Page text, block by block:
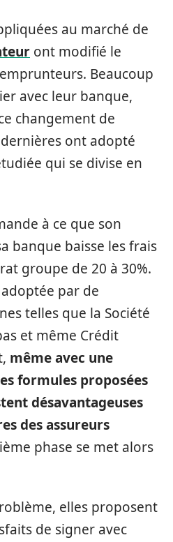
au marché de
ont modifié le
Beaucoup
avec leur banque,
changement de
ont adopté
qui se divise en
à ce que son
banque baisse les frais
groupe de 20 à 30%.
par de
telles que la Société
et même Crédit
même avec une
formules proposées
désavantageuses
des assureurs
phase se met alors
elles proposent
de signer avec